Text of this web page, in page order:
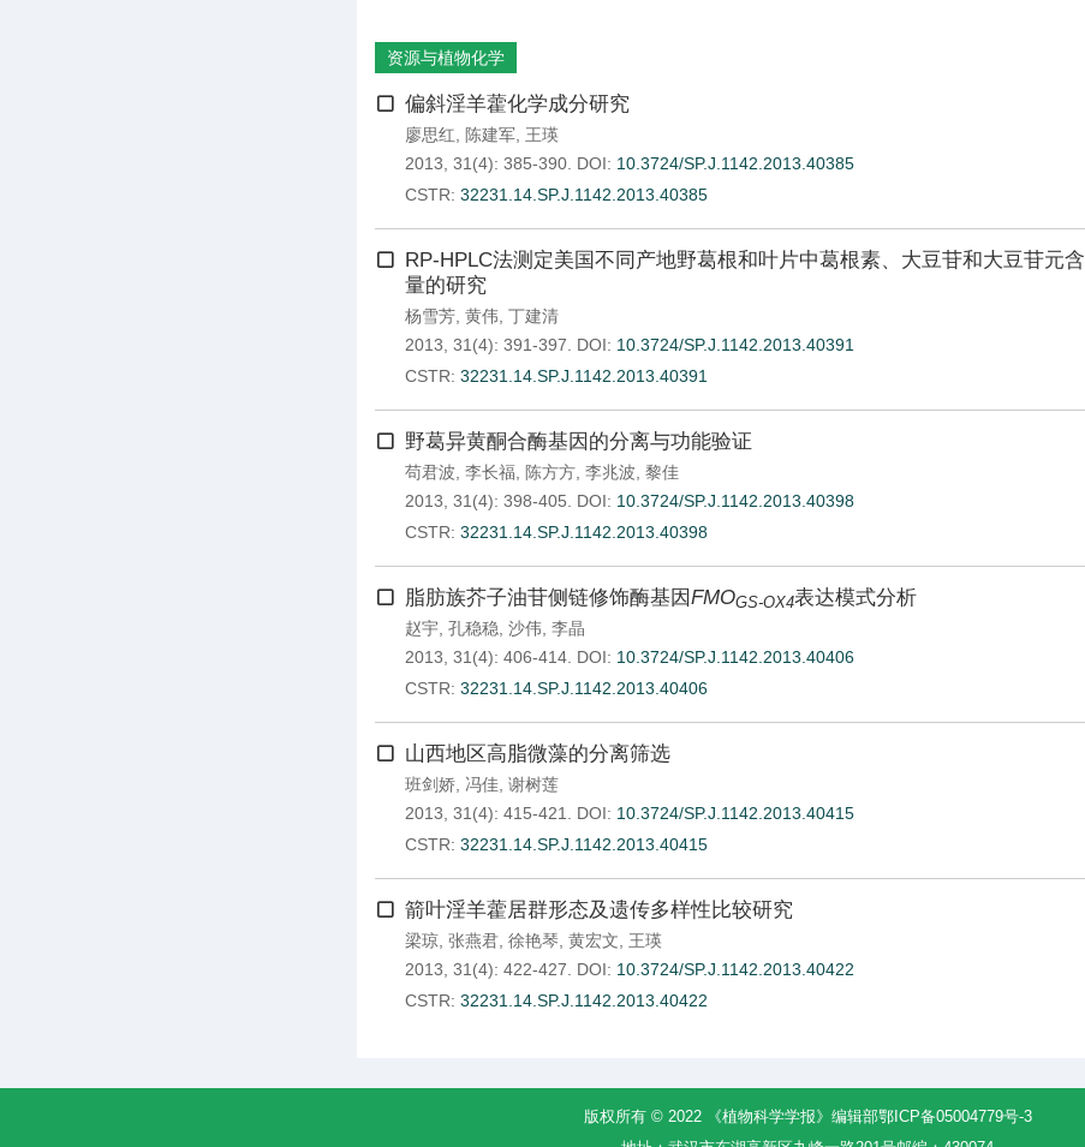
资源与植物化学
偏斜淫羊藿化学成分研究
廖思红 陈建军 王瑛
2013, 31(4): 385-390. DOI: 10.3724/SP.J.1142.2013.40385
CSTR: 32231.14.SP.J.1142.2013.40385
RP-HPLC法测定美国不同产地野葛根和叶片中葛根素、大豆苷和大豆苷元含
量的研究
杨雪芳 黄伟 丁建清
2013, 31(4): 391-397.
DOI: 10.3724/SP.J.1142.2013.40391
CSTR: 32231.14.SP.J.1142.2013.40391
野葛异黄酮合酶基因的分离与功能验证
苟君波 李长福 陈方方 李兆波 黎佳
2013, 31(4): 398-405.
DOI: 10.3724/SP.J.1142.2013.40398
CSTR: 32231.14.SP.J.1142.2013.40398
脂肪族芥子油苷侧链修饰酶基因FMOGS-OX4表达模式分析
赵宇 孔稳稳 沙伟 李晶
2013, 31(4): 406-414. DOI: 10.3724/SP.J.1142.2013.40406
CSTR: 32231.14.SP.J.1142.2013.40406
山西地区高脂微藻的分离筛选
班剑娇 冯佳 谢树莲
2013, 31(4): 415-421.
DOI: 10.3724/SP.J.1142.2013.40415
CSTR: 32231.14.SP.J.1142.2013.40415
箭叶淫羊藿居群形态及遗传多样性比较研究
梁琼 张燕君 徐艳琴 黄宏文
王瑛
2013, 31(4): 422-427.
DOI: 10.3724/SP.J.1142.2013.40422
CSTR: 32231.14.SP.J.1142.2013.40422
版权所有 © 2022 《植物科学学报》编辑部鄂ICP备05004779号-3